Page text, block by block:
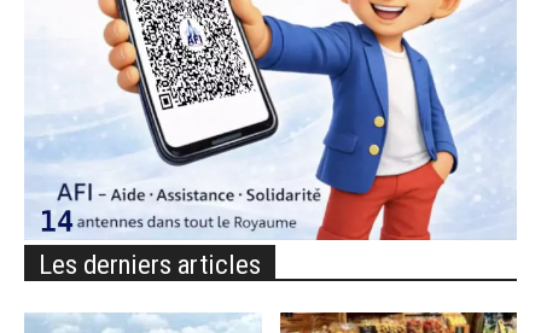
Les derniers articles